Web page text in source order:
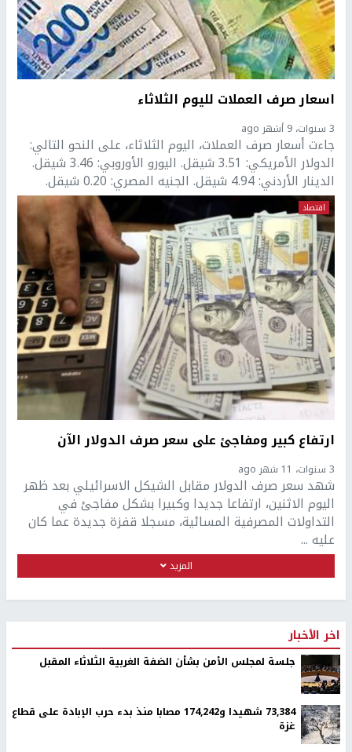
اسعار صرف العملات لليوم الثلاثاء
3 سنوات، 9 أشهر ago
جاءت أسعار صرف العملات، اليوم الثلاثاء، على النحو التالي:
الدولار الأمريكي: 3.51 شيقل. اليورو الأوروبي: 3.46 شيقل.
الدينار الأردني: 4.94 شيقل. الجنيه المصري: 0.20 شيقل.
اقتصاد
ارتفاع كبير ومفاجئ على سعر صرف الدولار الآن
3 سنوات، 11 شهر ago
شهد سعر صرف الدولار مقابل الشيكل الاسرائيلي بعد ظهر
اليوم الاثنين، ارتفاعا جديدا وكبيرا بشكل مفاجئ في
التداولات المصرفية المسائية، مسجلا قفزة جديدة عما كان
عليه ...
المزيد
اخر الأخبار
جلسة لمجلس الأمن بشأن الضفة الغربية الثلاثاء المقبل
73,384 شهيدا و174,242 مصابا منذ بدء حرب الإبادة على قطاع
غزة